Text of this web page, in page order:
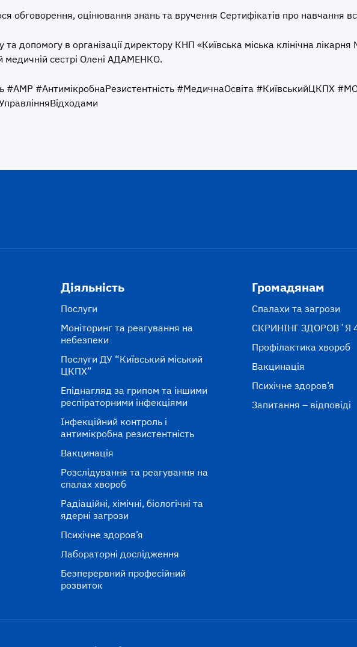
обговорення, оцінювання знань та вручення Сертифікатів про навчання
допомогу в організації директору КНП «Київська міська клінічна
сестрі Олені АДАМЕНКО.
#АМР #АнтимікробнаРезистентність #МедичнаОсвіта #КиївськийЦКПХ
Діяльність
Послуги
Моніторинг та реагування на
небезпеки
Послуги ДУ “Київський міський
ЦКПХ”
Епіднагляд за грипом та іншими
респіраторними інфекціями
Інфекційний контроль і
антимікробна резистентність
Вакцинація
Розслідування та реагування на
спалах хвороб
Радіаційні, хімічні, біологічні та
ядерні загрози
Психічне здоров’я
Лабораторні дослідження
Безперервний професійний
розвиток
Громадянам
Спалахи та загрози
СКРИНІНГ ЗДОРОВʼЯ
Профілактика хвороб
Вакцинація
Психічне здоров’я
Запитання – відповіді